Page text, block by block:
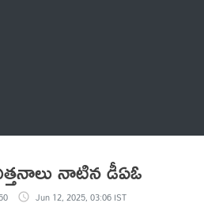
నాటిన డీఏఓ
50 Jun 12, 2025, 03:06 IST